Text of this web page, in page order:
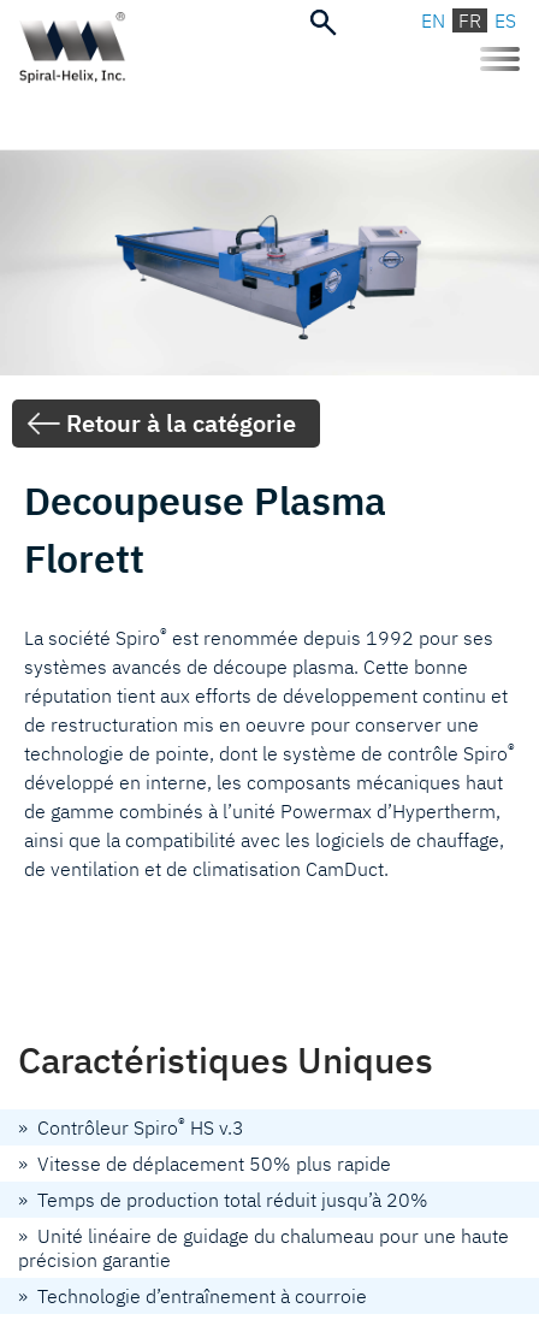
Toggle
EN FR ES
Retour à la catégorie
Decoupeuse Plasma
Florett
La société Spiro® est renommée depuis 1992 pour ses
systèmes avancés de découpe plasma. Cette bonne
réputation tient aux efforts de développement continu et
de restructuration mis en oeuvre pour conserver une
technologie de pointe, dont le système de contrôle Spiro®
développé en interne, les composants mécaniques haut
de gamme combinés à l’unité Powermax d’Hypertherm,
ainsi que la compatibilité avec les logiciels de chauffage,
de ventilation et de climatisation CamDuct.
Caractéristiques Uniques
» Contrôleur Spiro® HS v.3
» Vitesse de déplacement 50% plus rapide
» Temps de production total réduit jusqu’à 20%
» Unité linéaire de guidage du chalumeau pour une haute
précision garantie
» Technologie d’entraînement à courroie